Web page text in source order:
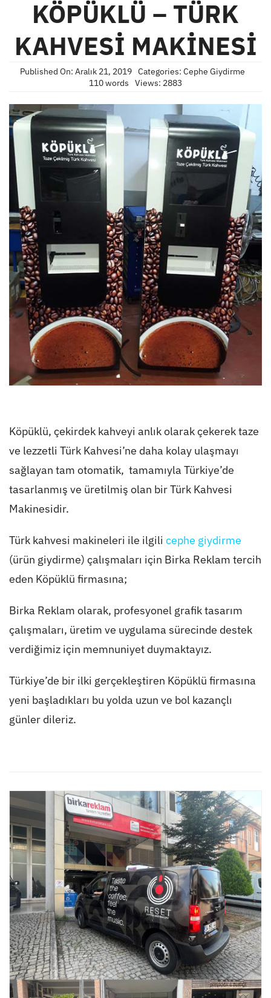
KÖPÜKLÜ – TÜRK
KAHVESİ MAKİNESİ
Published On: Aralık 21, 2019 Categories: Cephe Giydirme
110 words
Views: 2883
Köpüklü, çekirdek kahveyi anlık olarak çekerek taze
ve lezzetli Türk Kahvesi’ne daha kolay ulaşmayı
sağlayan tam otomatik, tamamıyla Türkiye’de
tasarlanmış ve üretilmiş olan bir Türk Kahvesi
Makinesidir.
Türk kahvesi makineleri ile ilgili cephe giydirme
(ürün giydirme) çalışmaları için Birka Reklam tercih
eden Köpüklü firmasına;
Birka Reklam olarak, profesyonel grafik tasarım
çalışmaları, üretim ve uygulama sürecinde destek
verdiğimiz için memnuniyet duymaktayız.
Türkiye’de bir ilki gerçekleştiren Köpüklü firmasına
yeni başladıkları bu yolda uzun ve bol kazançlı
günler dileriz.